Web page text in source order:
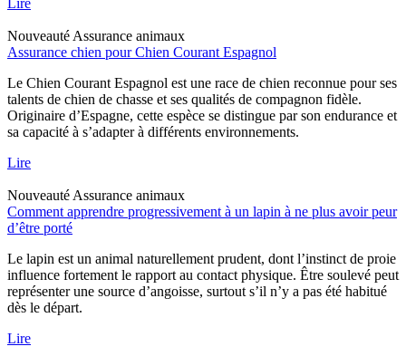
Nouveauté Assurance animaux
Assurance chien pour Chien Courant Espagnol
Le Chien Courant Espagnol est une race de chien reconnue pour ses
talents de chien de chasse et ses qualités de compagnon fidèle.
Originaire d’Espagne, cette espèce se distingue par son endurance et
sa capacité à s’adapter à différents environnements.
Lire
Nouveauté Assurance animaux
Comment apprendre progressivement à un lapin à ne plus avoir peur
d’être porté
Le lapin est un animal naturellement prudent, dont l’instinct de proie
influence fortement le rapport au contact physique. Être soulevé peut
représenter une source d’angoisse, surtout s’il n’y a pas été habitué
dès le départ.
Lire